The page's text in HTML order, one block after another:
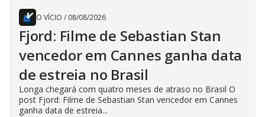
O VÍCIO / 08/08/2026
Fjord: Filme de Sebastian Stan
vencedor em Cannes ganha data
de estreia no Brasil
Longa chegará com quatro meses de atraso no Brasil O
post Fjord: Filme de Sebastian Stan vencedor em Cannes
ganha data de estreia...